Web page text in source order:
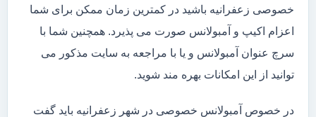
خصوصی زعفرانیه باشید در کمترین زمان ممکن برای شما
اعزام اکیپ و آمبولانس صورت می پذیرد. همچنین شما با
سرچ عنوان آمبولانس و یا با مراجعه به سایت مذکور می
توانید از این امکانات بهره مند شوید.
در خصوص آمبولانس خصوصی در شهر زعفرانیه باید گفت